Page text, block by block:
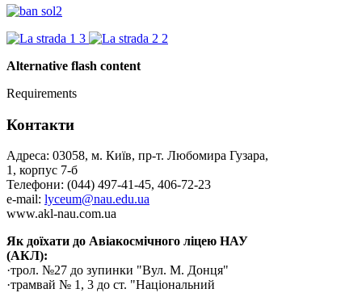
Alternative flash content
Requirements
Контакти
Адреса: 03058, м. Київ, пр-т. Любомира Гузара,
1, корпус 7-б
Телефони: (044) 497-41-45, 406-72-23
e-mail: lyceum@nau.edu.ua
www.akl-nau.com.ua
Як доїхати до Авіакосмічного ліцею НАУ
(АКЛ):
·трол. №27 до зупинки "Вул. М. Донця"
·трамвай № 1, 3 до ст. "Національний